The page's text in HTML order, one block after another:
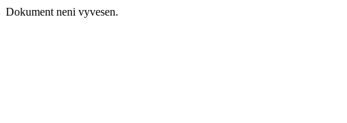
Dokument neni vyvesen.